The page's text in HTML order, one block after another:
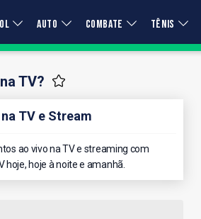
AUTO COMBATE TÊNIS
TV?
TV e Stream
ao vivo na TV e streaming com
hoje, hoje à noite e amanhã.